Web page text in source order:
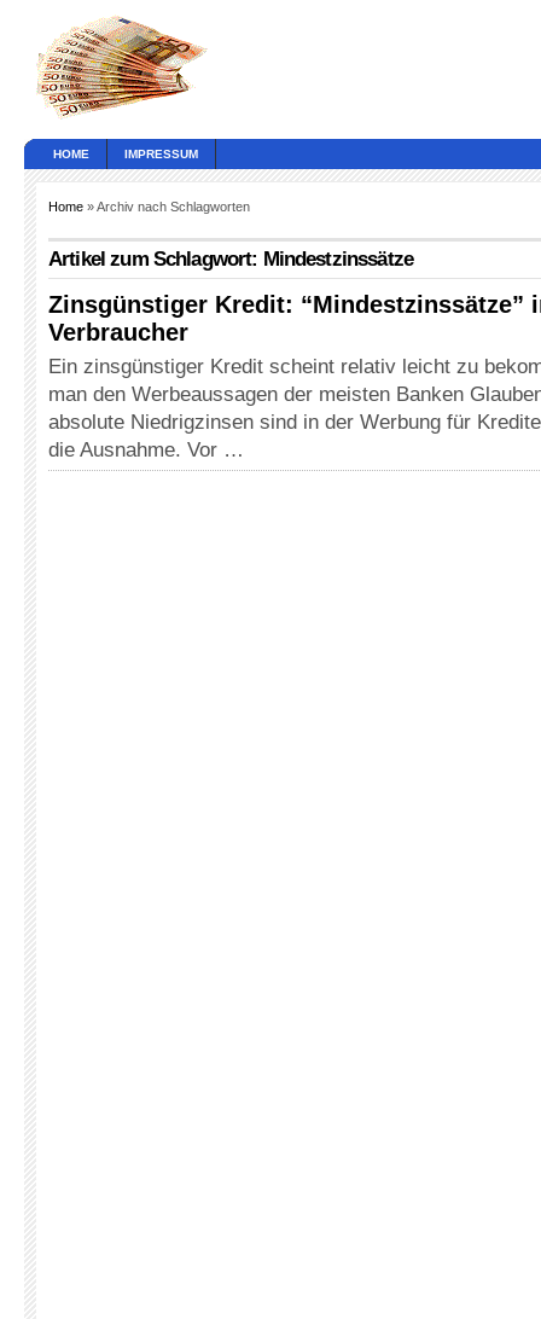
HOME IMPRESSUM
Home » Archiv nach Schlagworten
Artikel zum Schlagwort: Mindestzinssätze
Zinsgünstiger Kredit: “Mindestzinssätze”
Verbraucher
Ein zinsgünstiger Kredit scheint relativ leicht zu
man den Werbeaussagen der meisten Banken
absolute Niedrigzinsen sind in der Werbung für
die Ausnahme. Vor …